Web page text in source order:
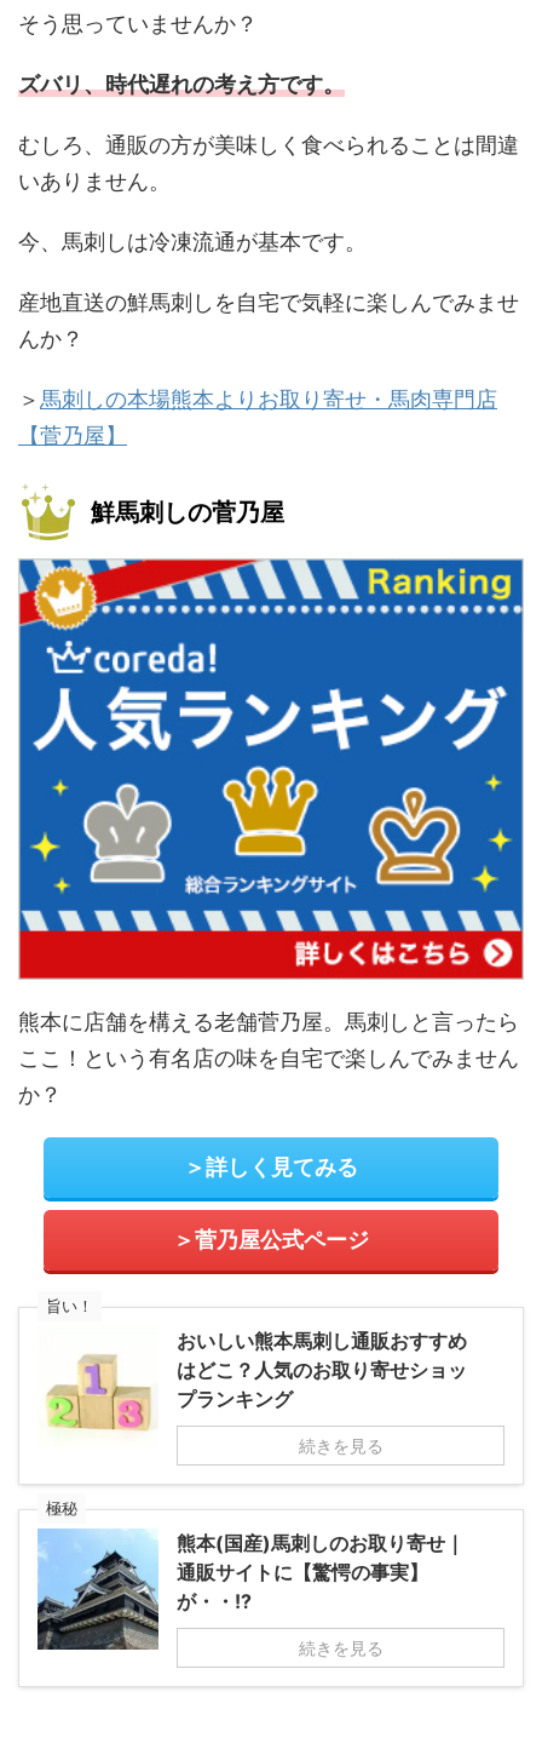
そう思っていませんか？
ズバリ、時代遅れの考え方です。
むしろ、通販の方が美味しく食べられることは間違
いありません。
今、馬刺しは冷凍流通が基本です。
産地直送の鮮馬刺しを自宅で気軽に楽しんでみませ
んか？
＞ 馬刺しの本場熊本よりお取り寄せ・馬肉専門店
【菅乃屋】
鮮馬刺しの菅乃屋
熊本に店舗を構える老舗菅乃屋。馬刺しと言ったら
ここ！という有名店の味を自宅で楽しんでみません
か？
＞詳しく見てみる
＞菅乃屋公式ページ
旨い！
おいしい熊本馬刺し通販おすすめ
はどこ？人気のお取り寄せショッ
プランキング
続きを見る
極秘
熊本(国産)馬刺しのお取り寄せ｜
通販サイトに【驚愕の事実】
が・・!?
続きを見る